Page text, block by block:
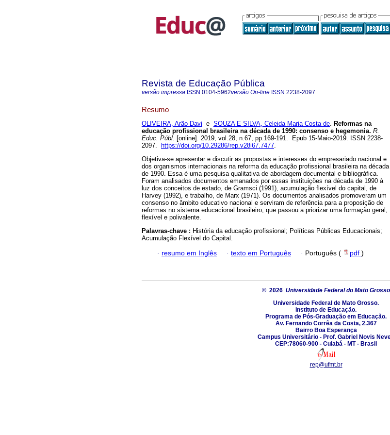
Revista de Educação Pública
versão impressa ISSN 0104-5962versão On-line ISSN 2238-2097
Resumo
OLIVEIRA, Arão Davi e SOUZA E SILVA, Celeida Maria Costa de. Reformas na
educação profissional brasileira na década de 1990: consenso e hegemonia. R.
Educ. Públ. [online]. 2019, vol.28, n.67, pp.169-191. Epub 15-Maio-2019. ISSN 2238-
2097.
https://doi.org/10.29286/rep.v28i67.7477.
Objetiva-se apresentar e discutir as propostas e interesses do empresariado nacional e
dos organismos internacionais na reforma da educação profissional brasileira na década
de 1990. Essa é uma pesquisa qualitativa de abordagem documental e bibliográfica.
Foram analisados documentos emanados por essas instituições na década de 1990 à
luz dos conceitos de estado, de Gramsci (1991), acumulação flexível do capital, de
Harvey (1992), e trabalho, de Marx (1971). Os documentos analisados promoveram um
consenso no âmbito educativo nacional e serviram de referência para a proposição de
reformas no sistema educacional brasileiro, que passou a priorizar uma formação geral,
flexível e polivalente.
Palavras-chave : História da educação profissional; Políticas Públicas Educacionais;
Acumulação Flexível do Capital.
· resumo em Inglês · texto em Português · Português ( pdf )
© 2026 Universidade Federal do Mato Grosso
Universidade Federal de Mato Grosso.
Instituto de Educação.
Programa de Pós-Graduação em Educação.
Av. Fernando Corrêa da Costa, 2.367
Bairro Boa Esperança
Campus Universitário - Prof. Gabriel Novis
CEP:78060-900 - Cuiabá - MT - Brasil
rep@ufmt.br